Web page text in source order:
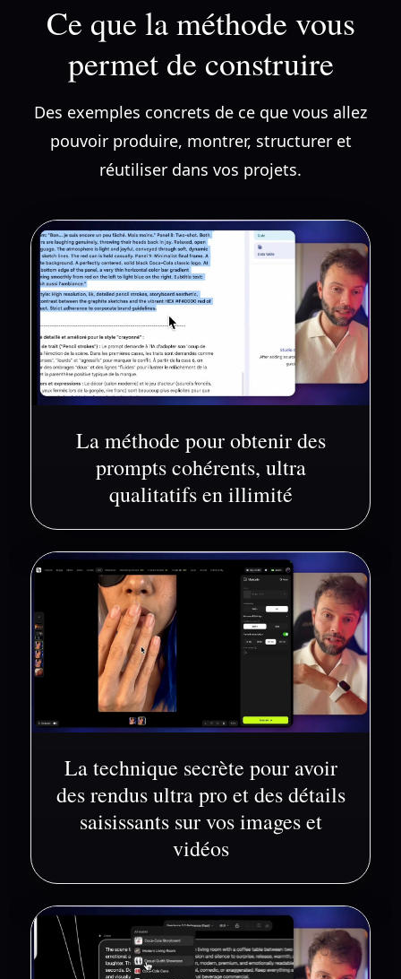
Ce que la méthode vous
permet de construire
Des exemples concrets de ce que vous allez
pouvoir produire, montrer, structurer et
réutiliser dans vos projets.
La méthode pour obtenir des
prompts cohérents, ultra
qualitatifs en illimité
La technique secrète pour avoir
des rendus ultra pro et des détails
saisissants sur vos images et
vidéos